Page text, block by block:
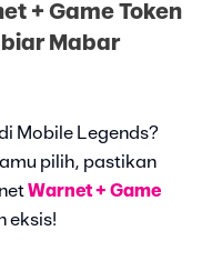
+ Game Token
biar Mabar
Mobile Legends?
pilih, pastikan
Warnet + Game
eksis!